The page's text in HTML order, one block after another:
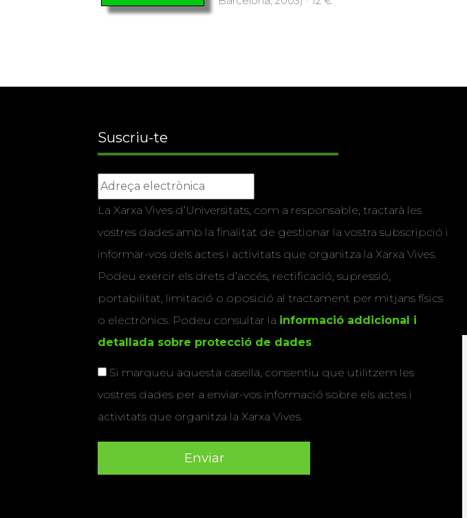
Suscriu-te
La Xarxa Vives d’Universitats, com a responsable, tractarà les
vostres dades amb la finalitat de gestionar la vostra subscripció i
informar-vos dels actes i activitats que organitza la Xarxa Vives.
Podeu exercir els drets d’accés, rectificació, supressió,
portabilitat, limitació o oposició al tractament per mitjans físics
o electrònics. Podeu consultar la informació addicional i
detallada sobre protecció de dades.
Si marqueu aquesta casella, consentiu que utilitzem les
vostres dades per a enviar-vos informació sobre els actes i
activitats que organitza la Xarxa Vives.